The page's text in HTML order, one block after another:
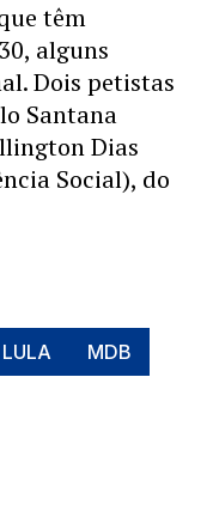
têm
alguns
Dois petistas
Santana
Dias
Social), do
LULA
MDB